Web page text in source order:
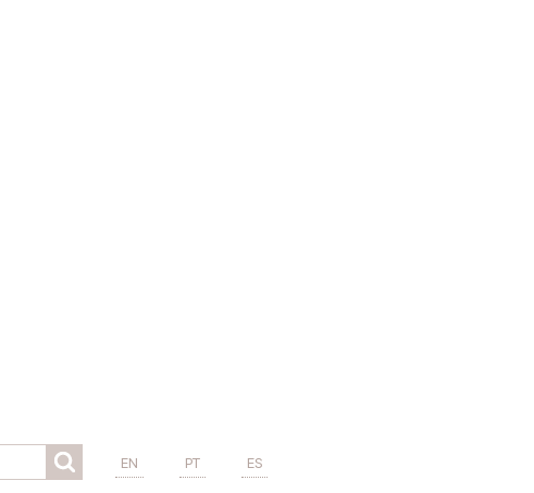
EN PT ES